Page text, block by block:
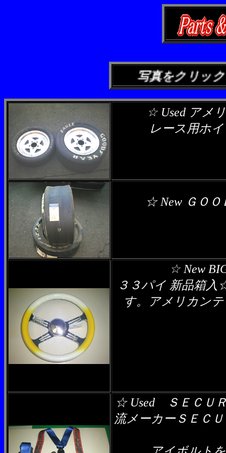
写真をクリ
☆ Used アメ
レース用ホ
☆ New ＧＯＯ
☆ New
３３パイ 新品箱
す。アメリカン
☆ Used ＳＥＣＵ
流メーカーＳＥＣ